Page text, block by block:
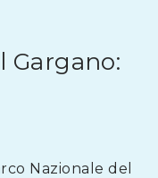
Gargano:
Nazionale del